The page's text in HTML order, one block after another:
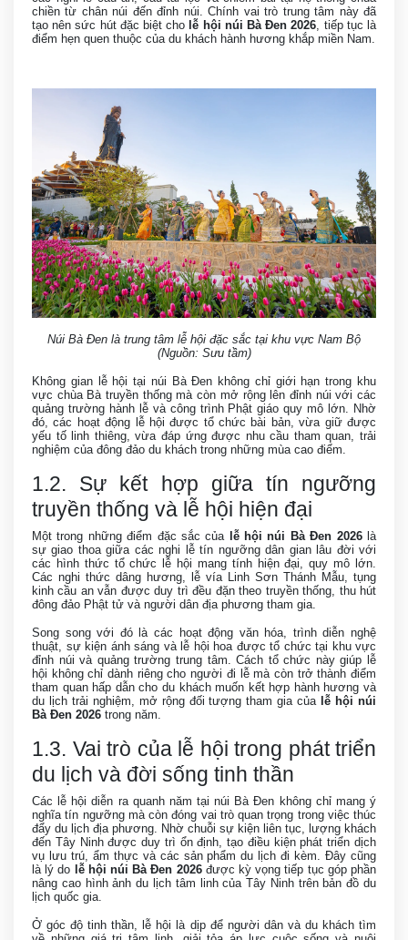
chiền từ chân núi đến đỉnh núi. Chính vai trò trung tâm này đã
tạo nên sức hút đặc biệt cho lễ hội núi Bà Đen 2026, tiếp tục là
điểm hẹn quen thuộc của du khách hành hương khắp miền Nam.
Núi Bà Đen là trung tâm lễ hội đặc sắc tại khu vực Nam Bộ
(Nguồn: Sưu tầm)
Không gian lễ hội tại núi Bà Đen không chỉ giới hạn trong khu
vực chùa Bà truyền thống mà còn mở rộng lên đỉnh núi với các
quảng trường hành lễ và công trình Phật giáo quy mô lớn. Nhờ
đó, các hoạt động lễ hội được tổ chức bài bản, vừa giữ được
yếu tố linh thiêng, vừa đáp ứng được nhu cầu tham quan, trải
nghiệm của đông đảo du khách trong những mùa cao điểm.
1.2. Sự kết hợp giữa tín ngưỡng
truyền thống và lễ hội hiện đại
Một trong những điểm đặc sắc của lễ hội núi Bà Đen 2026là
sự giao thoa giữa các nghi lễ tín ngưỡng dân gian lâu đời với
các hình thức tổ chức lễ hội mang tính hiện đại, quy mô lớn.
Các nghi thức dâng hương, lễ vía Linh Sơn Thánh Mẫu, tụng
kinh cầu an vẫn được duy trì đều đặn theo truyền thống, thu hút
đông đảo Phật tử và người dân địa phương tham gia.
Song song với đó là các hoạt động văn hóa, trình diễn nghệ
thuật, sự kiện ánh sáng và lễ hội hoa được tổ chức tại khu vực
đỉnh núi và quảng trường trung tâm. Cách tổ chức này giúp lễ
hội không chỉ dành riêng cho người đi lễ mà còn trở thành điểm
tham quan hấp dẫn cho du khách muốn kết hợp hành hương và
du lịch trải nghiệm, mở rộng đối tượng tham gia của lễ hội núi
Bà Đen 2026 trong năm.
1.3. Vai trò của lễ hội trong phát triển
du lịch và đời sống tinh thần
Các lễ hội diễn ra quanh năm tại núi Bà Đen không chỉ mang ý
nghĩa tín ngưỡng mà còn đóng vai trò quan trọng trong việc thúc
đẩy du lịch địa phương. Nhờ chuỗi sự kiện liên tục, lượng khách
đến Tây Ninh được duy trì ổn định, tạo điều kiện phát triển dịch
vụ lưu trú, ẩm thực và các sản phẩm du lịch đi kèm. Đây cũng
là lý do lễ hội núi Bà Đen 2026được kỳ vọng tiếp tục góp phần
nâng cao hình ảnh du lịch tâm linh của Tây Ninh trên bản đồ du
lịch quốc gia.
Ở góc độ tinh thần, lễ hội là dịp để người dân và du khách tìm